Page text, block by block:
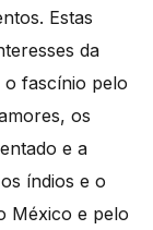
Estas
da
o fascínio pelo
os
e a
índios e o
México e pelo